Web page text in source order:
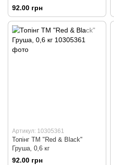
92.00 грн
Артикул: 10305361
Топінг ТМ "Red & Black"
Груша, 0,6 кг
92.00 грн